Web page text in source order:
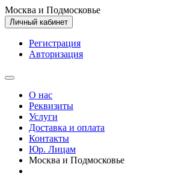
Москва и Подмосковье
Личный кабинет
Регистрация
Авторизация
О нас
Реквизиты
Услуги
Доставка и оплата
Контакты
Юр. Лицам
Москва и Подмосковье